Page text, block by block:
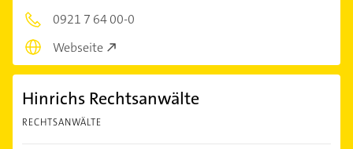
0921 7 64 00-0
Webseite
Hinrichs Rechtsanwälte
RECHTSANWÄLTE